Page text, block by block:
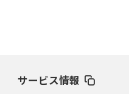
サービス情報